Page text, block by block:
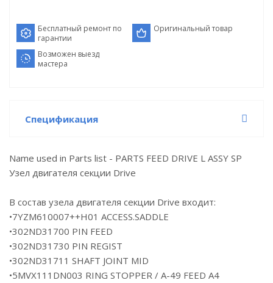
Бесплатный ремонт по
гарантии
Оригинальный товар
Возможен выезд
мастера
Спецификация
Name used in Parts list - PARTS FEED DRIVE L ASSY SP
Узел двигателя секции Drive
В состав узела двигателя секции Drive входит:
•7YZM610007++H01 ACCESS.SADDLE
•302ND31700 PIN FEED
•302ND31730 PIN REGIST
•302ND31711 SHAFT JOINT MID
•5MVX111DN003 RING STOPPER / A-49 FEED A4